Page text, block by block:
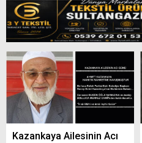
Kazankaya Ailesinin Acı